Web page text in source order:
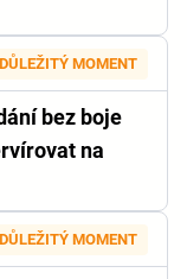
DŮLEŽITÝ MOMENT
bez boje
na
DŮLEŽITÝ MOMENT